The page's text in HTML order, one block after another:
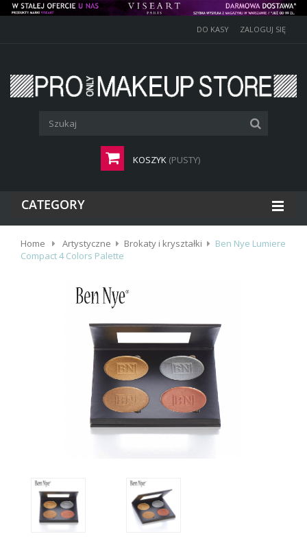
DO KASY ZALOGUJ SIĘ
KOSZYK (PUSTY)
CATEGORY
Home Artystyczne Brokaty i kryształki
Ben Nye Lumiere
Compact 4 Colors Palette